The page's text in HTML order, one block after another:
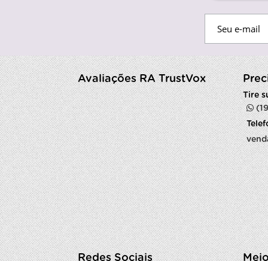
Avaliações RA TrustVox
Tire
Redes Sociais